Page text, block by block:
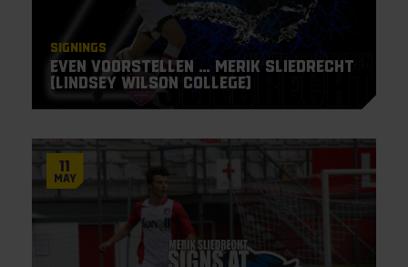
Signings
Even Voorstellen … Merik Sliedrecht
(Lindsey Wilson College)
11
May